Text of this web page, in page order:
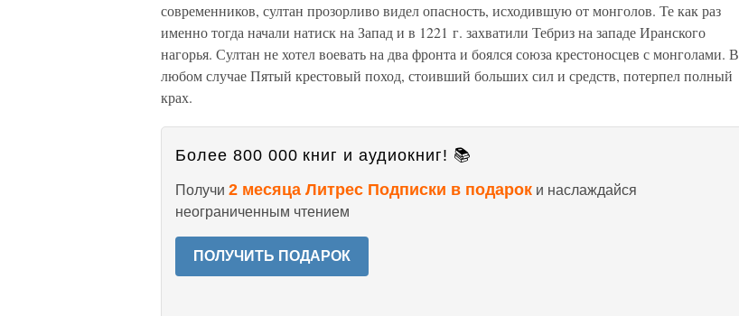
современников, султан прозорливо видел опасность, исходившую от монголов. Те как раз
именно тогда начали натиск на Запад и в 1221 г. захватили Тебриз на западе Иранского
нагорья. Султан не хотел воевать на два фронта и боялся союза крестоносцев с монголами. В
любом случае Пятый крестовый поход, стоивший больших сил и средств, потерпел полный
крах.
Более 800 000 книг и аудиокниг! 📚
Получи 2 месяца Литрес Подписки в подарок и наслаждайся
неограниченным чтением
ПОЛУЧИТЬ ПОДАРОК